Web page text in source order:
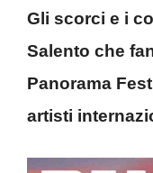
Gli scorci e i
Salento che
Panorama
artisti